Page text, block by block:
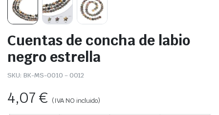
Cuentas de concha de labio
negro estrella
SKU: BK-MS-0010－0012
4,07€ (IVA NO incluido)